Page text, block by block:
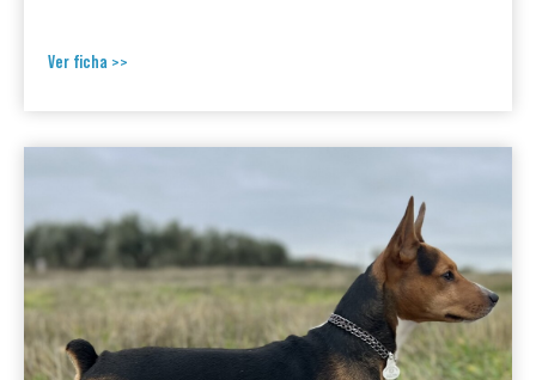
Ver ficha >>